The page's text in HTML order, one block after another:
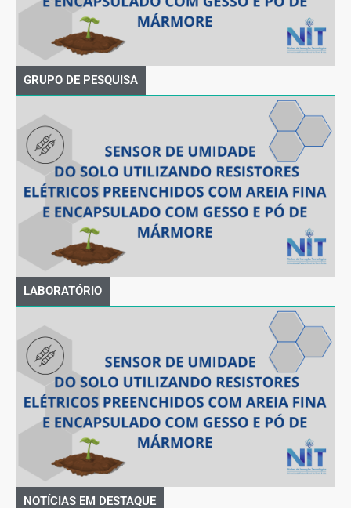
GRUPO DE PESQUISA
LABORATÓRIO
NOTÍCIAS EM DESTAQUE